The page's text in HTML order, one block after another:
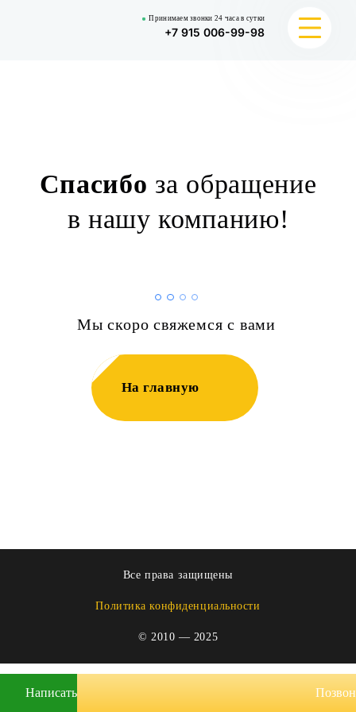
Принимаем звонки 24 часа в сутки
+7 915 006-99-98
РАЙОНЫ ОБСЛУЖИВАНИЯ
КОНТАКТЫ
Спасибо за обращение
в нашу компанию!
Мы скоро свяжемся с вами
На главную
Все права защищены
Политика конфиденциальности
© 2010 — 2025
Написать